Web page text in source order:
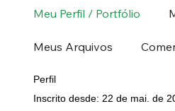
Meu Perfil / Portfólio
Meus Arquivos
Perfil
Inscrito desde: 22 de mai. de